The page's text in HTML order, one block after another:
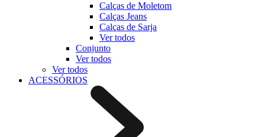
Calças de Moletom
Calças Jeans
Calças de Sarja
Ver todos
Conjunto
Ver todos
Ver todos
ACESSÓRIOS